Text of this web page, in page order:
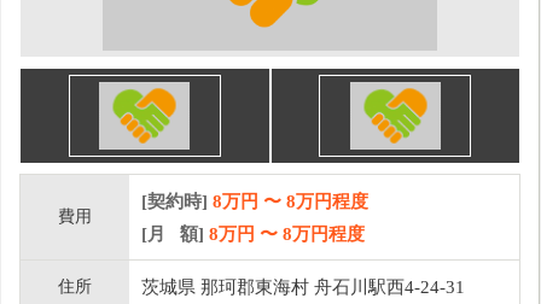
費用
[契約時] 8万円 〜 8万円程度
[月 額] 8万円 〜 8万円程度
住所 茨城県 那珂郡東海村 舟石川駅西4-24-31